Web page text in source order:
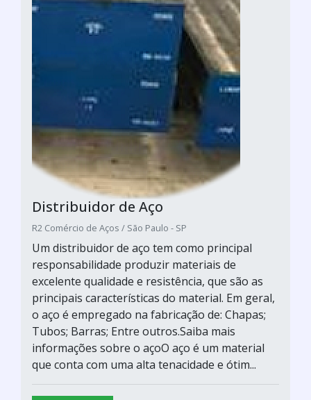
Distribuidor de Aço
R2 Comércio de Aços / São Paulo - SP
Um distribuidor de aço tem como principal
responsabilidade produzir materiais de
excelente qualidade e resistência, que são as
principais características do material. Em geral,
o aço é empregado na fabricação de: Chapas;
Tubos; Barras; Entre outros.Saiba mais
informações sobre o açoO aço é um material
que conta com uma alta tenacidade e ótim...